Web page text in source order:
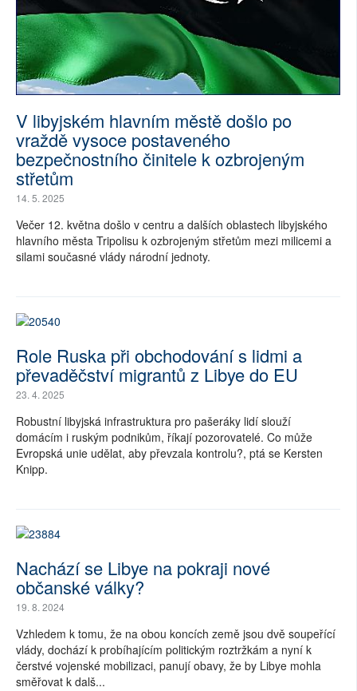
SOCIÁLNÍ SÍTĚ
RUBRIKY
PLNÁ VERZE STRÁNEK
V libyjském hlavním městě došlo po
vraždě vysoce postaveného
bezpečnostního činitele k ozbrojeným
střetům
14. 5. 2025
Večer 12. května došlo v centru a dalších oblastech libyjského
hlavního města Tripolisu k ozbrojeným střetům mezi milicemi a
silami současné vlády národní jednoty.
Role Ruska při obchodování s lidmi a
převaděčství migrantů z Libye do EU
23. 4. 2025
Robustní libyjská infrastruktura pro pašeráky lidí slouží
domácím i ruským podnikům, říkají pozorovatelé. Co může
Evropská unie udělat, aby převzala kontrolu?, ptá se Kersten
Knipp.
Nachází se Libye na pokraji nové
občanské války?
19. 8. 2024
Vzhledem k tomu, že na obou koncích země jsou dvě soupeřící
vlády, dochází k probíhajícím politickým roztržkám a nyní k
čerstvé vojenské mobilizaci, panují obavy, že by Libye mohla
směřovat k dalš...